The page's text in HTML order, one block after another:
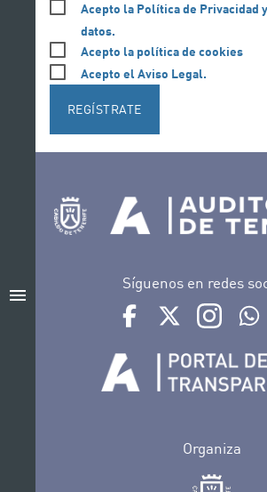
menu
Acepto la Política de Privacidad
datos.
Acepto la política de cookies
Acepto el Aviso Legal.
REGÍSTRATE
Síguenos en redes
Ir a perfil de Auditorio
Ir a perfil de
Ir a
Organiza